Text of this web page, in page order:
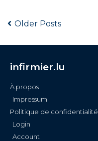
Older Posts
infirmier.lu
À propos
Impressum
Politique de confidentialité
Login
Account